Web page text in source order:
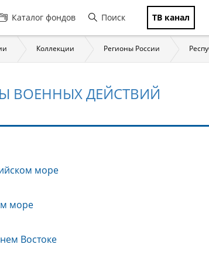
Каталог фондов Поиск ТВ канал
Коллекции Регионы России
ВОЕННЫХ ДЕЙСТВИЙ
море
море
Востоке